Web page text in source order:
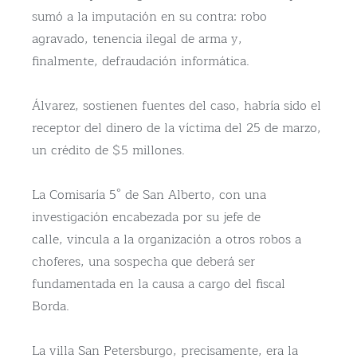
sumó a la imputación en su contra: robo
agravado, tenencia ilegal de arma y,
finalmente, defraudación informática.
Álvarez, sostienen fuentes del caso, habría sido el
receptor del dinero de la víctima del 25 de marzo,
un crédito de $5 millones.
La Comisaría 5° de San Alberto, con una
investigación encabezada por su jefe de
calle, vincula a la organización a otros robos a
choferes, una sospecha que deberá ser
fundamentada en la causa a cargo del fiscal
Borda.
La villa San Petersburgo, precisamente, era la